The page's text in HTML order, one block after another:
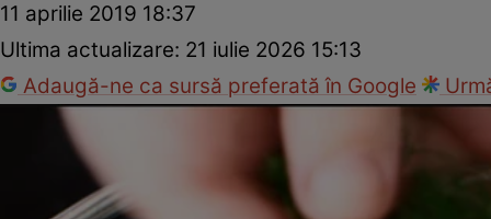
11 aprilie 2019 18:37
Ultima actualizare: 21 iulie 2026 15:13
Adaugă-ne ca sursă preferată în Google